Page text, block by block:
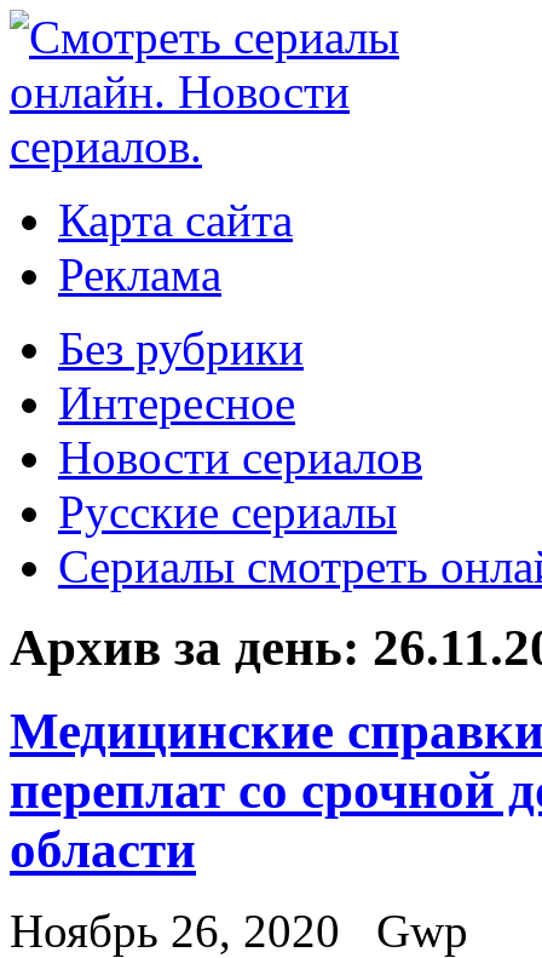
Карта сайта
Реклама
Без рубрики
Интересное
Новости сериалов
Русские сериалы
Сериалы смотреть
Архив за день:
Медицинские
переплат со срочной
области
Ноябрь 26, 2020
Gwp